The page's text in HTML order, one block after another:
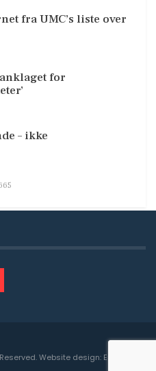
fra UMC’s liste over
for
– ikke
Website design: Engedal